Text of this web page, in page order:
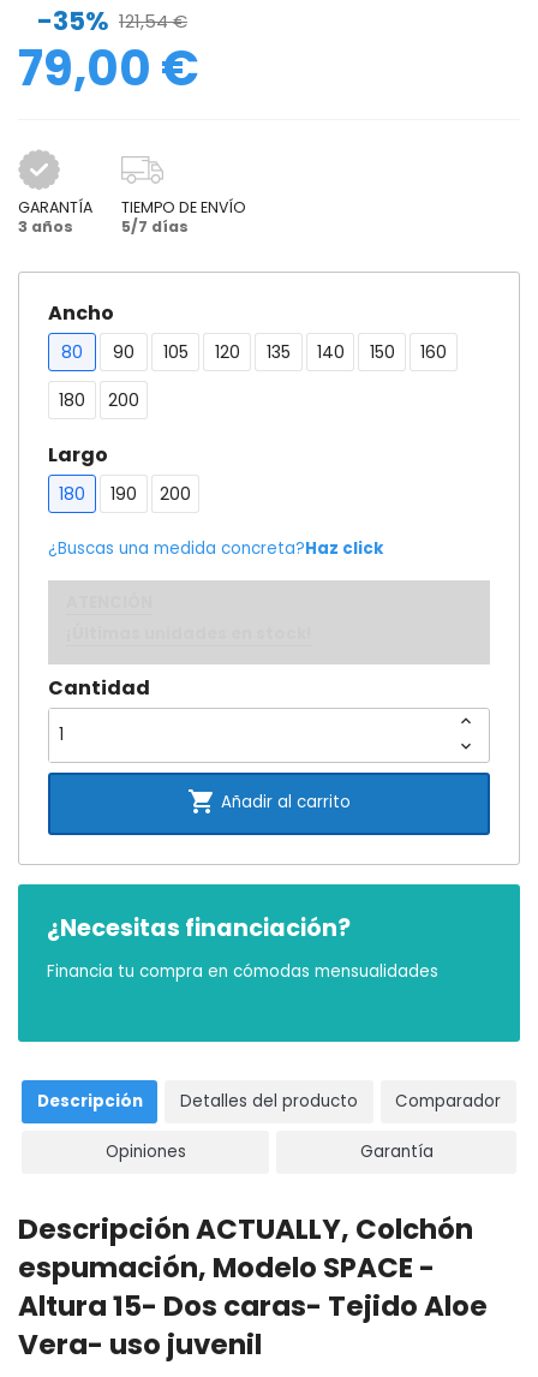
-35% 121,54 €
79,00 €
GARANTÍA
3 años
TIEMPO DE ENVÍO
5/7 días
Ancho
80 90 105 120 135 140 150
160
180
200
Largo
180 190 200
¿Buscas una medida concreta?Haz click
Cantidad
 Añadir al carrito
¿Necesitas financiación?
Financia tu compra en cómodas mensualidades
Descripción Detalles del producto Comparador
Opiniones Garantía
Descripción ACTUALLY, Colchón
espumación, Modelo SPACE -
Altura 15- Dos caras- Tejido Aloe
Vera- uso juvenil